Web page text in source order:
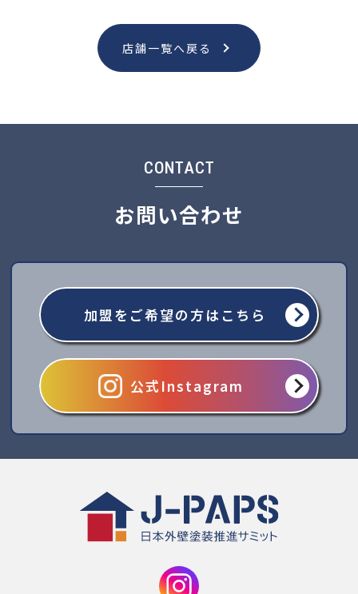
店舗一覧へ戻る
CONTACT
お問い合わせ
加盟をご希望の方はこちら
公式Instagram